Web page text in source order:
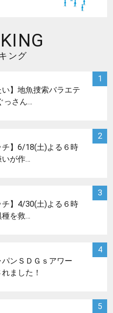
ング
1
い】地魚捜索バラエテ
っさん…
2
チ】6/18(土)よる６時
が作…
3
チ】4/30(土)よる６時
を救…
4
ンＳＤＧｓアワー
ました！
5